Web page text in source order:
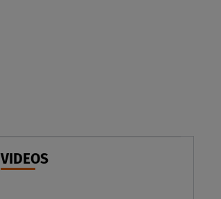
07.08.26 , 17:44
Παιδικοί σταθμοί: Πότε βγαίνουν
τα προσωρινά αποτελέσματα
VIDEOS